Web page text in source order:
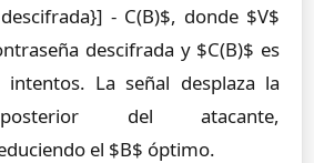
- C(B)$, donde $V$
descifrada y $C(B)$ es
La señal desplaza la
del atacante,
el $B$ óptimo.